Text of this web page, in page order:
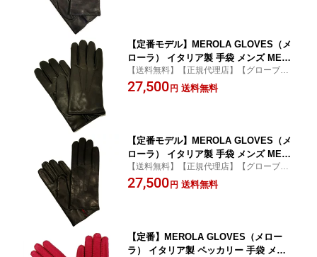
【定番モデル】MEROLA GLOVES（メ
ローラ） イタリア製 手袋 メンズ ME00
2-91 ダークグレーxカシミヤライニング
パープル 羊革 Nappa Leather ハンドメ
【送料無料】【正規代理店】【グローブ】
【ラムナッパ】【merola】
27,500 円 送料無料
【定番モデル】MEROLA GLOVES（メ
ローラ） イタリア製 手袋 メンズ ME00
2-99(ME129001-99) ブラックxカシミヤ
ライニング レッド 羊革 Nappa Leather
【送料無料】【正規代理店】【グローブ】
【ラムナッパ】【merola】
27,500 円 送料無料
【定番】MEROLA GLOVES（メロー
ラ） イタリア製 ペッカリー 手袋 メン